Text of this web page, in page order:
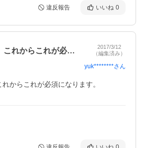
違反報告 いいね 0
サッカー界では、これからこれが必須にな…
2017/3/12
（編集済み）
yuk********さん
からこれが必須になります。